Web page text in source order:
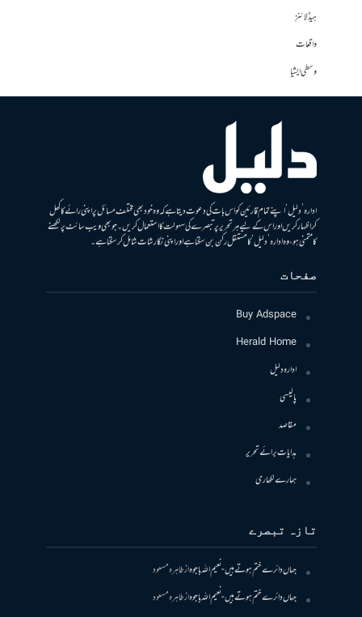
ہیڈلائنز
واقعات
وسطی ایشیا
ادارہ ’دلیل‘ اپنے تمام قارئین کو اس بات کی دعوت دیتا ہے کہ وہ خود بھی مختلف مسائل پر اپنی رائے کا کھل
کر اظہار کریں اور اس کے لیے ہر تحریر پر تبصرے کی سہولت کا استعمال کریں۔ جو بھی ویب سائٹ پر لکھنے
کا متمنی ہو، وہ ادارہ ’دلیل‘ کا مستقل رکن بن سکتا ہے اور اپنی نگارشات شامل کرسکتا ہے۔
صفحات
Buy Adspace
Herald Home
ادارہ دلیل
پالیسی
مقاصد
ہدایات برائے تحریر
ہمارے لکھاری
تازہ تبصرے
جہاں دائرے ختم ہوتے ہیں- نعیم اللہ باجوہازطاہرہ مسعود
جہاں دائرے ختم ہوتے ہیں- نعیم اللہ باجوہازطاہرہ مسعود